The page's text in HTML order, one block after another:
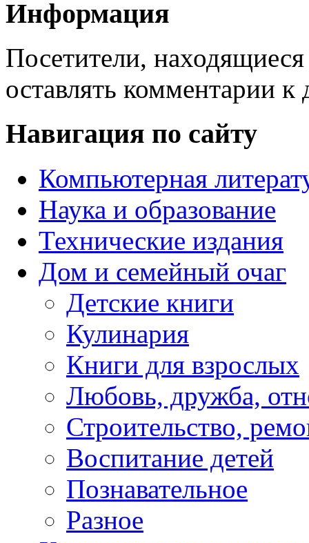
Информация
Посетители,
оставлять комментарии к
Навигация по сайту
Компьютерная
Наука и образование
Технические издания
Дом и семейный очаг
Детские книги
Кулинария
Книги для взрослых
Любовь, дружба,
Строительство,
Воспитание детей
Познавательное
Разное